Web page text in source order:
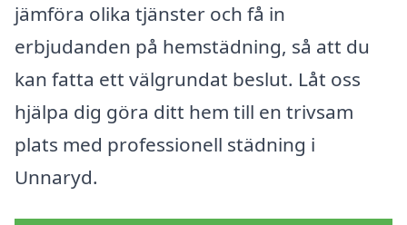
jämföra olika tjänster och få in
erbjudanden på hemstädning, så att du
kan fatta ett välgrundat beslut. Låt oss
hjälpa dig göra ditt hem till en trivsam
plats med professionell städning i
Unnaryd.